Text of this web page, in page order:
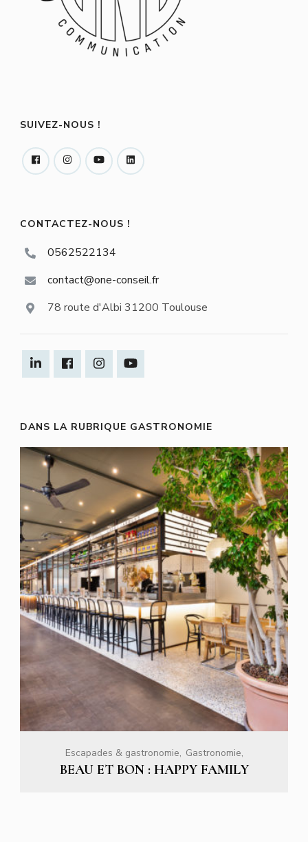
SUIVEZ-NOUS !
CONTACTEZ-NOUS !
0562522134
contact@one-conseil.fr
78 route d'Albi 31200 Toulouse
DANS LA RUBRIQUE GASTRONOMIE
Escapades & gastronomie Gastronomie
BEAU ET BON : HAPPY FAMILY